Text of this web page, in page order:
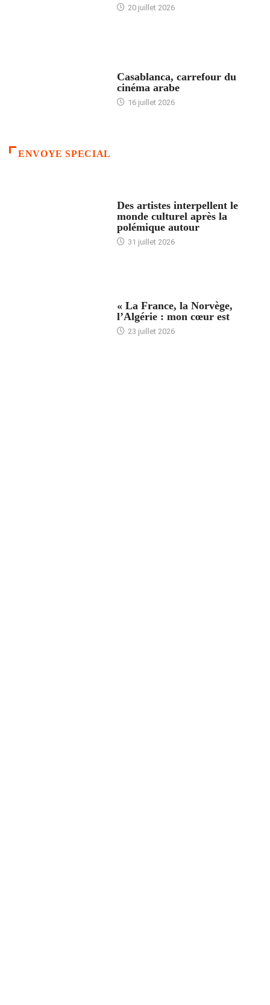
20 juillet 2026
Casablanca, carrefour du
cinéma arabe
16 juillet 2026
ENVOYE SPECIAL
Des artistes interpellent le
monde culturel après la
polémique autour
31 juillet 2026
« La France, la Norvège,
l’Algérie : mon cœur est
23 juillet 2026